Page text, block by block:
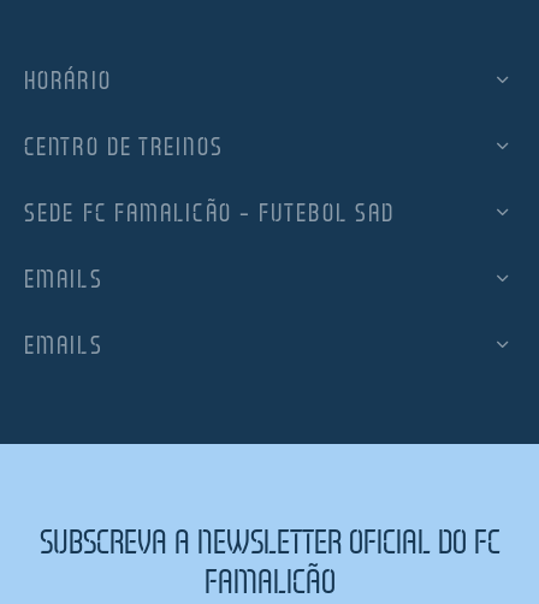
HORÁRIO
CENTRO DE TREINOS
SEDE FC FAMALICÃO – FUTEBOL SAD
EMAILS
EMAILS
SUBSCREVA A NEWSLETTER OFICIAL DO FC
FAMALICÃO